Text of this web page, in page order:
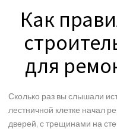
Как
для
Сколько раз вы слышали
лестничной клетке начал
дверей, с трещинами на